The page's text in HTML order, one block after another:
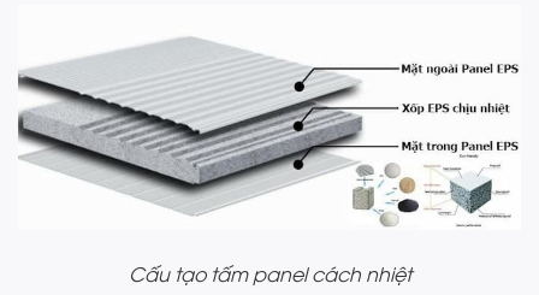
Cấu tạo tấm panel cách nhiệt